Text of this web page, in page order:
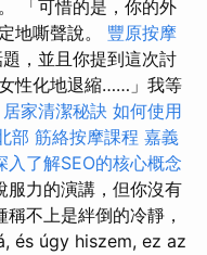
「可惜的是，你的外
地嘶聲說。 豐原按摩
題，並且你提到這次討
性化地退縮……」我等
居家清潔秘訣 如何使用
部 筋絡按摩課程 嘉義
入了解SEO的核心概念
服力的演講，但你沒有
不上是絆倒的冷靜，
és úgy hiszem, ez az